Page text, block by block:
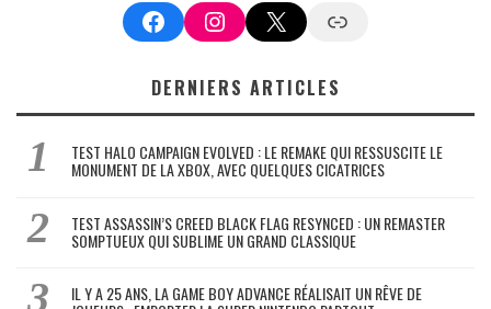
FacebookInstagram
X Google News
DERNIERS ARTICLES
TEST HALO CAMPAIGN EVOLVED : LE REMAKE QUI RESSUSCITE LE
MONUMENT DE LA XBOX, AVEC QUELQUES CICATRICES
TEST ASSASSIN’S CREED BLACK FLAG RESYNCED : UN REMASTER
SOMPTUEUX QUI SUBLIME UN GRAND CLASSIQUE
IL Y A 25 ANS, LA GAME BOY ADVANCE RÉALISAIT UN RÊVE DE